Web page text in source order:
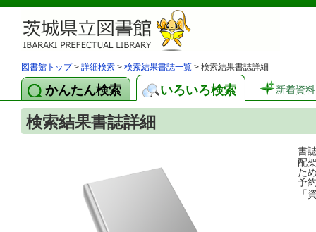
図書館トップ> 詳細検索 > 検索結果書誌一覧 > 検索結果書誌詳細
かんたん検索 いろいろ検索 新着資料
検索結果書誌詳細
書
配
た
予
「